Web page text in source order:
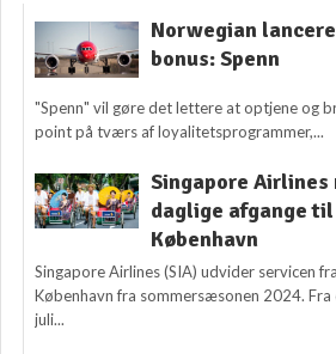
Norwegian
bonus: Spenn
"Spenn" vil gøre det lettere at optjene og
point på tværs af loyalitetsprogrammer,...
Singapore Airlines
daglige afgange til
København
Singapore Airlines (SIA) udvider servicen fra
København fra sommersæsonen 2024. Fra
juli...